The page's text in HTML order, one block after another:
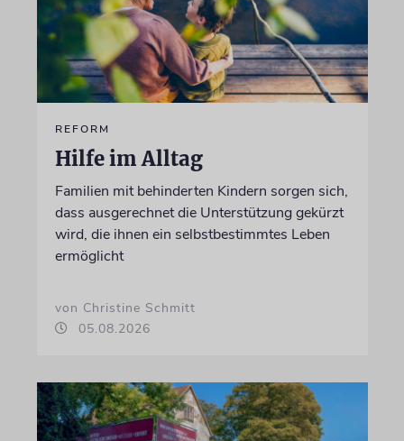
REFORM
Hilfe im Alltag
Familien mit behinderten Kindern sorgen sich,
dass ausgerechnet die Unterstützung gekürzt
wird, die ihnen ein selbstbestimmtes Leben
ermöglicht
von Christine Schmitt
05.08.2026